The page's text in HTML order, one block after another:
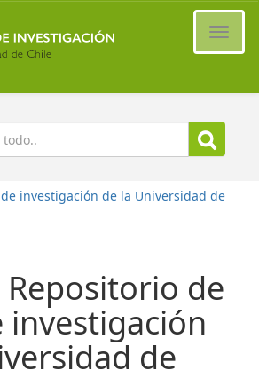
investigación de la Universidad de
Repositorio de
investigación
de